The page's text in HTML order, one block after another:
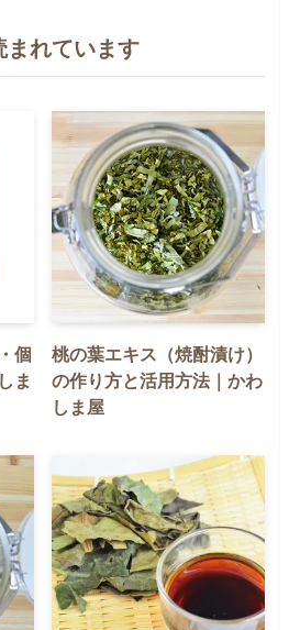
まれています
個
ま
桃の葉エキス（焼酎漬け）
の作り方と活用方法｜かわ
しま屋